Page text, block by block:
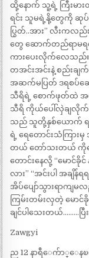
ထို့နောက် သူ့ရဲ့ ကြီးမာ
ရင်း သူမရဲ့နို့တွေကို ဆုပ်
ပြွတ်..အား” လီးကလည်
တွေ ဆောက်တည်ရာမရအော
ကားပေးလိုက်လေသည်
တအင်းအင်းနဲ့ စည်းခ
အဆက်မပြတ် ဒရစပ်ဆ
သီရိရဲ့ စောက်ဖုတ်ထဲ အ
သီရိ ကိုယ်ပေါ်လှဲချလိုက်
သည် သူတို့နှစ်ယောက် ရ
ရဲ့ ရေတောင်းသံကြာ
တယ် တော်သးတယ် ကိုအ
တောင်းနေလို့ “မောင်ခိုင်
လား” “အင်းပါ အချိ
အိပ်ပျော်သွားရာကျမလ
ကြမ်းတမ်းလှတဲ့ မောင်
ချင်ပါသေးတယ်………ပြီး
Zawgyi
ည 12 နာရီေက်ာ္ေန